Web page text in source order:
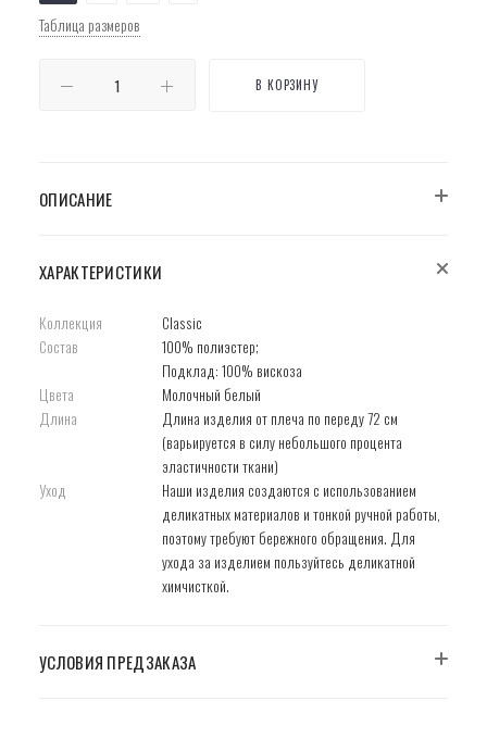
Таблица размеров
В КОРЗИНУ
ОПИСАНИЕ
ХАРАКТЕРИСТИКИ
Коллекция
Classic
Состав
100% полиэстер;
Подклад: 100% вискоза
Цвета
Молочный белый
Длина
Длина изделия от плеча по переду 72 см
(варьируется в силу небольшого процента
эластичности ткани)
Уход
Наши изделия создаются с использованием
деликатных материалов и тонкой ручной работы,
поэтому требуют бережного обращения. Для
ухода за изделием пользуйтесь деликатной
химчисткой.
УСЛОВИЯ ПРЕДЗАКАЗА